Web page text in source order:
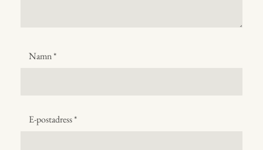
Namn*
E-postadress*